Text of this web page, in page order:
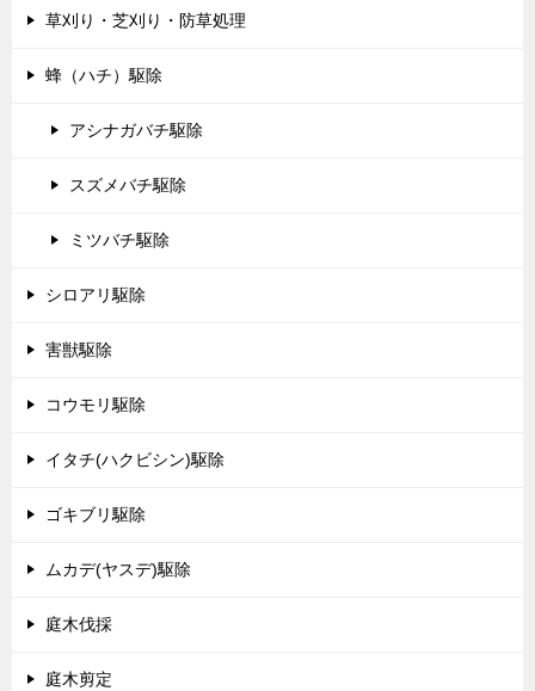
草刈り・芝刈り・防草処理
蜂（ハチ）駆除
アシナガバチ駆除
スズメバチ駆除
ミツバチ駆除
シロアリ駆除
害獣駆除
コウモリ駆除
イタチ(ハクビシン)駆除
ゴキブリ駆除
ムカデ(ヤスデ)駆除
庭木伐採
庭木剪定